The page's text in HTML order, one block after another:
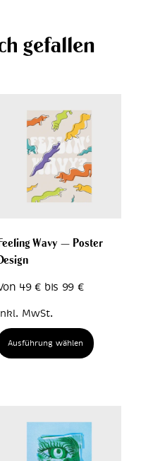
gefallen
Wavy – Poster
49€ bis 99 €
MwSt.
Ausführung wählen